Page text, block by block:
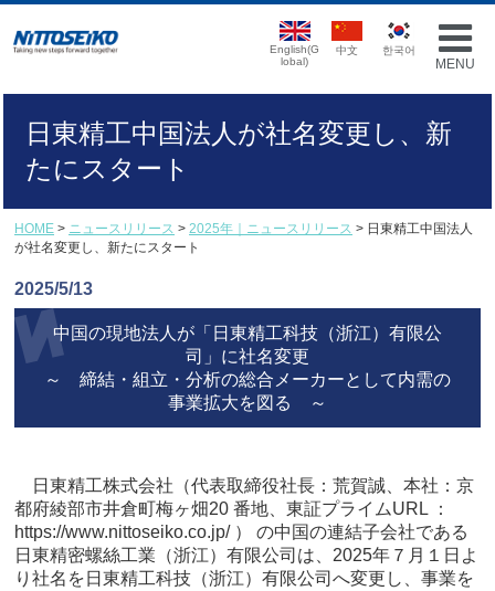
MENU
English(G
lobal)
中文 한국어
日東精工中国法人が社名変更し、新
たにスタート
HOME > ニュースリリース > 2025年｜ニュースリリース > 日東精工中国法人
が社名変更し、新たにスタート
2025/5/13
中国の現地法人が「日東精工科技（浙江）有限公
司」に社名変更
～ 締結・組立・分析の総合メーカーとして内需の
事業拡大を図る ～
日東精工株式会社（代表取締役社長：荒賀誠、本社：京
都府綾部市井倉町梅ヶ畑20 番地、東証プライムURL ：
https://www.nittoseiko.co.jp/ ） の中国の連結子会社である
日東精密螺絲工業（浙江）有限公司は、2025年７月１日よ
り社名を日東精工科技（浙江）有限公司へ変更し、事業を